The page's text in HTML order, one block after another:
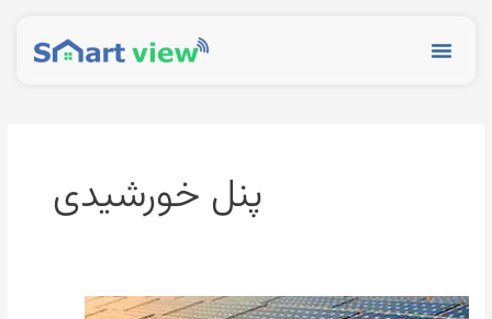
Menu
پنل خورشیدی
سیستم